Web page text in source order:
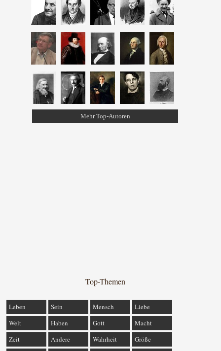
Mehr Top-Autoren
Top-Themen
Leben Sein Mensch
Liebe
Welt
Haben Gott
Macht
Zeit
Andere Wahrheit Größe